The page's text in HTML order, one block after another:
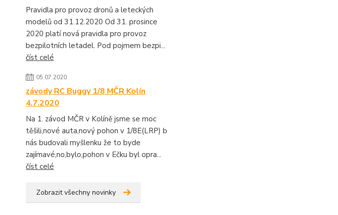
Pravidla pro provoz dronů a leteckých
modelů od 31.12.2020 Od 31. prosince
2020 platí nová pravidla pro provoz
bezpilotních letadel. Pod pojmem bezpi...
číst celé
05.07.2020
závody RC Buggy 1/8 MČR Kolín
4.7.2020
Na 1. závod MČR v Kolíně jsme se moc
těšili,nové auta,nový pohon v 1/8E(LRP) b
nás budovali myšlenku že to byde
zajímavé,no,bylo,pohon v Ečku byl opra...
číst celé
Zobrazit všechny novinky